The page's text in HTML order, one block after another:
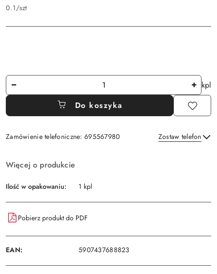
0.1/szt
Ilość
kpl
Do koszyka
Zamówienie telefoniczne: 695567980 Zostaw telefon
i
dostawa
Więcej o produkcie
Ilość w opakowaniu: 1 kpl
Pobierz produkt do PDF
EAN: 5907437688823